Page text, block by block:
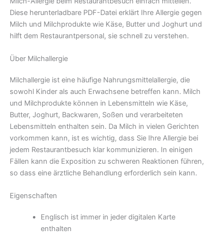
Diese herunterladbare PDF-Datei erklärt Ihre Allergie gegen
Milch und Milchprodukte wie Käse, Butter und Joghurt und
hilft dem Restaurantpersonal, sie schnell zu verstehen.
Über Milchallergie
Milchallergie ist eine häufige Nahrungsmittelallergie, die
sowohl Kinder als auch Erwachsene betreffen kann. Milch
und Milchprodukte können in Lebensmitteln wie Käse,
Butter, Joghurt, Backwaren, Soßen und verarbeiteten
Lebensmitteln enthalten sein. Da Milch in vielen Gerichten
vorkommen kann, ist es wichtig, dass Sie Ihre Allergie bei
jedem Restaurantbesuch klar kommunizieren. In einigen
Fällen kann die Exposition zu schweren Reaktionen führen,
so dass eine ärztliche Behandlung erforderlich sein kann.
Eigenschaften
Englisch ist immer in jeder digitalen Karte
enthalten